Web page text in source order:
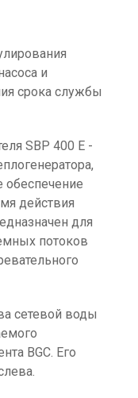
и
срока службы
SBP 400 E -
обеспечение
действия
для
потоков
сетевой воды
BGC. Его